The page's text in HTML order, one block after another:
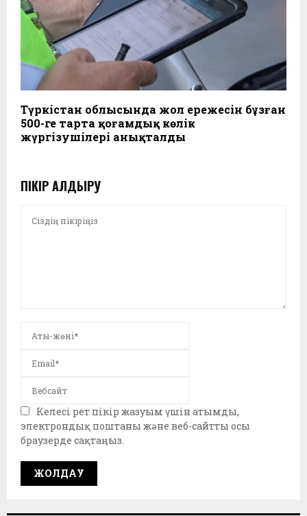
Түркістан облысында жол ережесін бұзған
500-ге тарта қоғамдық көлік
жүргізушілері анықталды
ПІКІР ҚАЛДЫРУ
Келесі рет пікір жазуым үшін атымды,
электрондық поштаны және веб-сайтты осы
браузерде сақтаңыз.